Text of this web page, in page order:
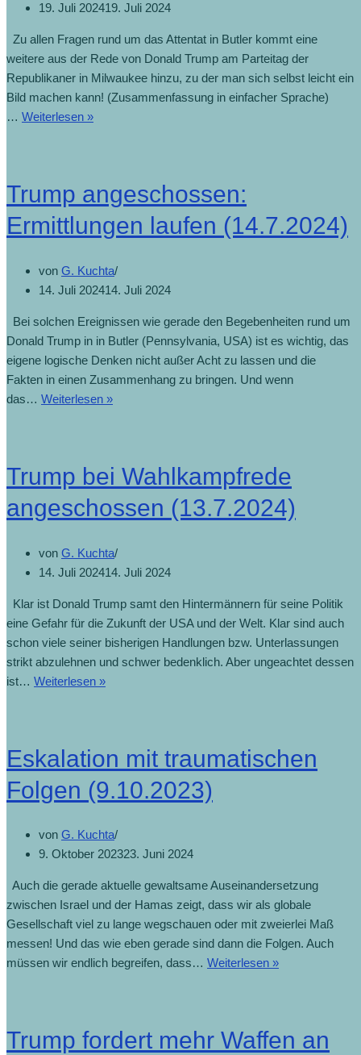
19. Juli 202419. Juli 2024
Zu allen Fragen rund um das Attentat in Butler kommt eine
weitere aus der Rede von Donald Trump am Parteitag der
Republikaner in Milwaukee hinzu, zu der man sich selbst leicht ein
Bild machen kann! (Zusammenfassung in einfacher Sprache)
… Weiterlesen »
Trump angeschossen:
Ermittlungen laufen (14.7.2024)
von G. Kuchta
14. Juli 202414. Juli 2024
Bei solchen Ereignissen wie gerade den Begebenheiten rund um
Donald Trump in in Butler (Pennsylvania, USA) ist es wichtig, das
eigene logische Denken nicht außer Acht zu lassen und die
Fakten in einen Zusammenhang zu bringen. Und wenn
das… Weiterlesen »
Trump bei Wahlkampfrede
angeschossen (13.7.2024)
von G. Kuchta
14. Juli 202414. Juli 2024
Klar ist Donald Trump samt den Hintermännern für seine Politik
eine Gefahr für die Zukunft der USA und der Welt. Klar sind auch
schon viele seiner bisherigen Handlungen bzw. Unterlassungen
strikt abzulehnen und schwer bedenklich. Aber ungeachtet dessen
ist… Weiterlesen »
Eskalation mit traumatischen
Folgen (9.10.2023)
von G. Kuchta
9. Oktober 202323. Juni 2024
Auch die gerade aktuelle gewaltsame Auseinandersetzung
zwischen Israel und der Hamas zeigt, dass wir als globale
Gesellschaft viel zu lange wegschauen oder mit zweierlei Maß
messen! Und das wie eben gerade sind dann die Folgen. Auch
müssen wir endlich begreifen, dass… Weiterlesen »
Trump fordert mehr Waffen an